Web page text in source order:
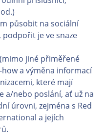
působit na sociální
je ve snaze
jiné přiměřené
a výměna informací
které mají
a/nebo poslání, ať už na
úrovni, zejména s Red
a jejích